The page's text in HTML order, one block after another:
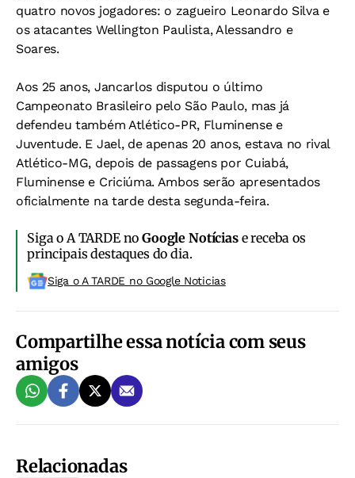
quatro novos jogadores: o zagueiro Leonardo Silva e
os atacantes Wellington Paulista, Alessandro e
Soares.
Aos 25 anos, Jancarlos disputou o último
Campeonato Brasileiro pelo São Paulo, mas já
defendeu também Atlético-PR, Fluminense e
Juventude. E Jael, de apenas 20 anos, estava no rival
Atlético-MG, depois de passagens por Cuiabá,
Fluminense e Criciúma. Ambos serão apresentados
oficialmente na tarde desta segunda-feira.
Siga o A TARDE noGoogle Notíciase receba os
principais destaques do dia.
Siga o A TARDE no Google Noticias
Compartilhe essa notícia com seus
amigos
Relacionadas